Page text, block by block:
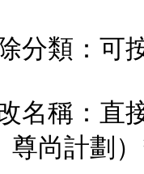
類：可
稱：直
尊尚計劃